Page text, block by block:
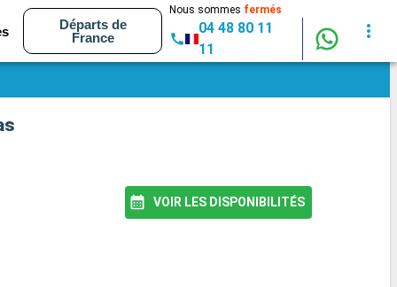
Départs de
France
Nous sommes fermés
04 48 80 11
11
VOIR LES DISPONIBILITÉS